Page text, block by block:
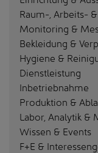
Raum-, Arbeits-
Monitoring &
Bekleidung &
Hygiene &
Dienstleistung
Inbetriebnahme
Produktion &
Labor, Analytik &
Wissen & Events
F+E &